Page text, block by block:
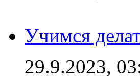
Учимся
29.9.2023,